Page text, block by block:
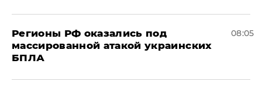
Регионы РФ оказались под
массированной атакой украинских
БПЛА
08:05